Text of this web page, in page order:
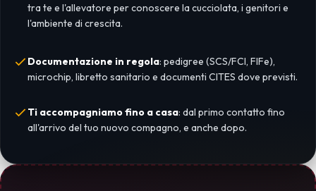
tra te e l'allevatore per conoscere la cucciolata, i genitori e
l'ambiente di crescita.
Documentazione in regola: pedigree (SCS/FCI, FIFe),
microchip, libretto sanitario e documenti CITES dove previsti.
Ti accompagniamo fino a casa: dal primo contatto fino
all'arrivo del tuo nuovo compagno, e anche dopo.